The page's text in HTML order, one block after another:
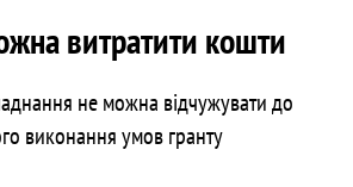
витратити кошти
не можна відчужувати до
виконання умов гранту